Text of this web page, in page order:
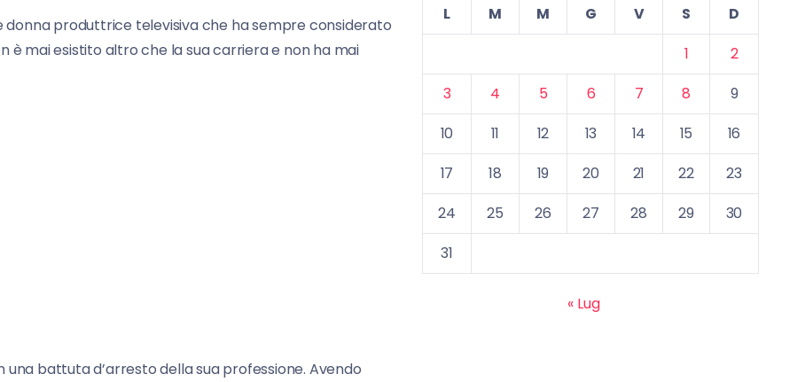
donna produttrice televisiva che ha sempre considerato
è mai esistito altro che la sua carriera e non ha mai
battuta d’arresto della sua professione. Avendo
L
M M G V S
D
1
2
3
4 5 6 7 8
9
10
11 12 13 14 15
16
17
18 19 20 21 22
23
24
25 26 27 28 29
30
31
« Lug